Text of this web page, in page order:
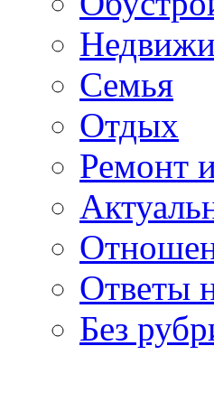
Семья
Отдых
Ремонт
Ответы
Без